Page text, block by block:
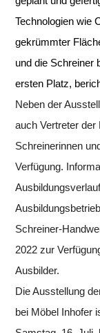
Technologien wie
gekrümmter
und die Schreiner
ersten Platz,
Neben der
auch Vertreter der
Schreinerinnen
Verfügung.
Schreiner-
2022 zur
Ausbilder.
Die Ausstellung
bei Möbel Inhofer